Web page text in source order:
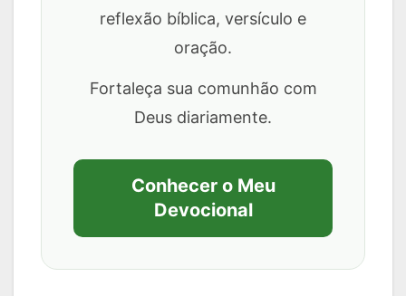
reflexão bíblica, versículo e
oração.
Fortaleça sua comunhão com
Deus diariamente.
Conhecer o Meu
Devocional